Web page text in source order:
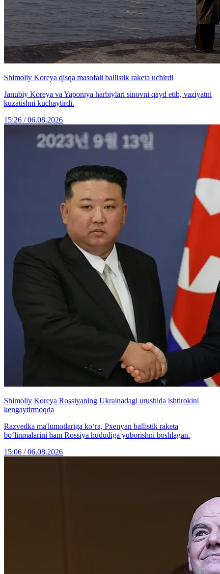
Shimoliy Koreya qisqa masofali ballistik raketa uchirdi
Janubiy Koreya va Yaponiya harbiylari sinovni qayd etib, vaziyatni
kuzatishni kuchaytirdi.
15:26 / 06.08.2026
Shimoliy Koreya Rossiyaning Ukrainadagi urushida ishtirokini
kengaytirmoqda
Razvedka ma'lumotlariga ko‘ra, Pxenyan ballistik raketa
bo‘linmalarini ham Rossiya hududiga yuborishni boshlagan.
15:06 / 06.08.2026